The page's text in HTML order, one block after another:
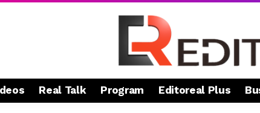
Real Talk Program Editoreal Plus